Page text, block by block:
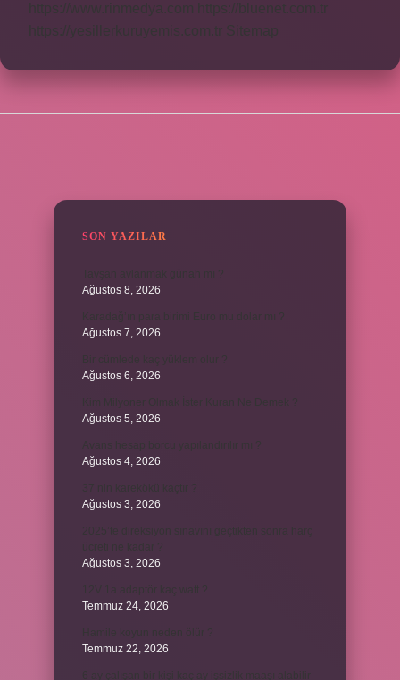
https://www.rinmedya.com
https://bluenet.com.tr
https://yesillerkuruyemis.com.tr Sitemap
SON YAZILAR
Ağustos 8, 2026
Ağustos 7, 2026
Ağustos 6, 2026
Ağustos 5, 2026
Ağustos 4, 2026
Ağustos 3, 2026
Ağustos 3, 2026
Temmuz 24, 2026
Temmuz 22, 2026